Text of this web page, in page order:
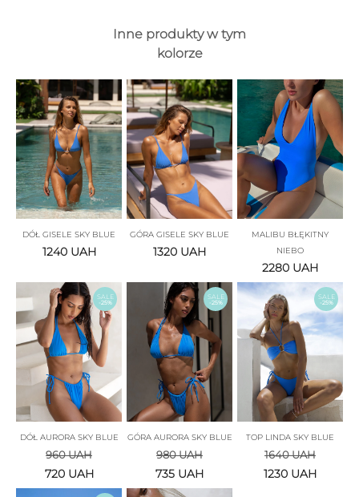
Inne produkty w tym
kolorze
DÓŁ GISELE SKY BLUE
1240 UAH
GÓRA GISELE SKY BLUE
1320 UAH
MALIBU BŁĘKITNY
NIEBO
2280 UAH
SALE
-25%
DÓŁ AURORA SKY BLUE
960UAH
720 UAH
SALE
-25%
GÓRA AURORA SKY BLUE
980UAH
735 UAH
SALE
-25%
TOP LINDA SKY BLUE
1640UAH
1230 UAH